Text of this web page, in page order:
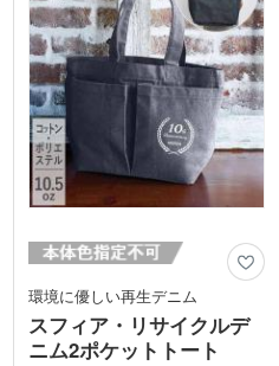
グッズにもおすすめです。
環境に優しい再生デニム
スフィア・リサイクルデ
ニム2ポケットトート